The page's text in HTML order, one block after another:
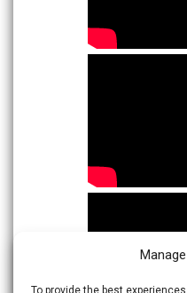
To provide the best